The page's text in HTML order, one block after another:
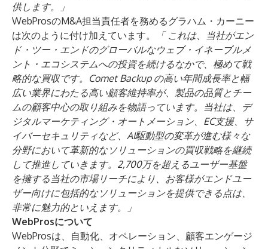
供します。」
WebProsのM&A担当責任者を務めるグラハム・カーニー
は次のように付け加えています。
「 これは、当社がエン
ド・ツー・エンドのグローバルなウェブ・イネーブルメ
ント・エコシステムへの投資を続けるなかで、極めて戦
略的な買収です。Comet Backup の高い年間成長率と幅
広い業界にわたる高い顧客維持率が、製品の品質とチー
ムの顧客中心の取り組みを物語っています。当社は、デ
ジタルマーケティング・オートメーション、EC支援、サ
イバーセキュリティなど、AI駆動型の変革が進む様々な
分野において革新的なソリューションの買収戦略を継続
して推進していきます。2,700万を超えるユーザー基盤
を擁する当社の市場リーチにより、お客様がエンドユー
ザー向けに包括的なソリューションを提供できる点は、
非常に魅力的といえます。」
WebProsについて
WebProsは、自動化、オペレーション、顧客エンゲージ